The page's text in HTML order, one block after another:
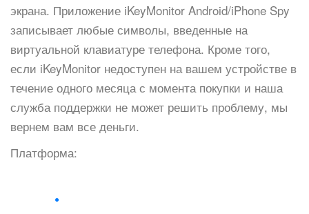
экрана. Приложение iKeyMonitor Android/iPhone Spy
записывает любые символы, введенные на
виртуальной клавиатуре телефона. Кроме того,
если iKeyMonitor недоступен на вашем устройстве в
течение одного месяца с момента покупки и наша
служба поддержки не может решить проблему, мы
вернем вам все деньги.
Платформа: